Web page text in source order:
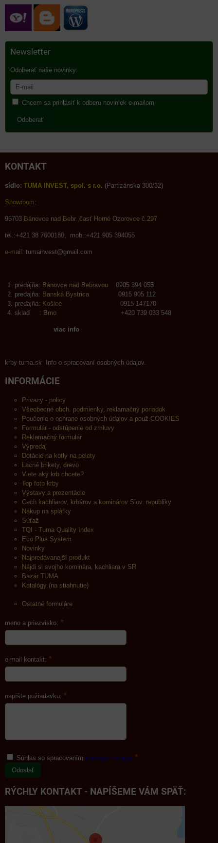
Newsletter
Odoberať naše novinky:
Chcem sa prihlásiť k odberu noviniek e-mailom
Odoberať
KONTAKT
sídlo: TUMA INVEST, spol. s r.o. (Partizánska 300/32)
Showroom:
95703 Bánovce nad Bebr.,časť Horné Ozorovce č.297
tel.:+421 38 7600180, mob.:+421 905 394055
e-mail: tumainvest@gmail.com
predajňa: Bánovce nad Bebravou 0905 394 055
predajňa: Banská Bystrica 0915 905 112
predajňa: Košice 0915 147170
sklad : Brno +420 739 033 548
viac info
krby-tuma.sk Info o spracovaní osobných údajov.
INFORMÁCIE
Privacy - policy
Všeobecné obch. podmienky, reklamačný poriadok
Poučenie o ochrane osobných údajov a použ.COOKIES
Formulár - odstúpenie od zmluvy
Reklamačný formulár
Výpredaj
Dotácie na kotly na pelety
Lacné brikety, drevo
Viete aký krb chcete?
Top foto krby
Výstavy a prezentácie
Cech kachliarov, krbárov a kominárov Slov. republiky
Nákup na splátky
Súťaž
TQI - Tuma Quality Index
Eco Plus System
Novinky
Najpredávanejší produkt
Nájdi si svojho kominára, kachliara v SR
Bazár TUMA
Katalógy (na stiahnutie)
Ostatné formuláre
meno a priezvisko: *
e-mail kontakt: *
napíšte požiadavku: *
Súhlas so spracovaním osobných údajov *
Odoslať
RÝCHLY KONTAKT - NAPÍŠEME VÁM SPÄŤ: